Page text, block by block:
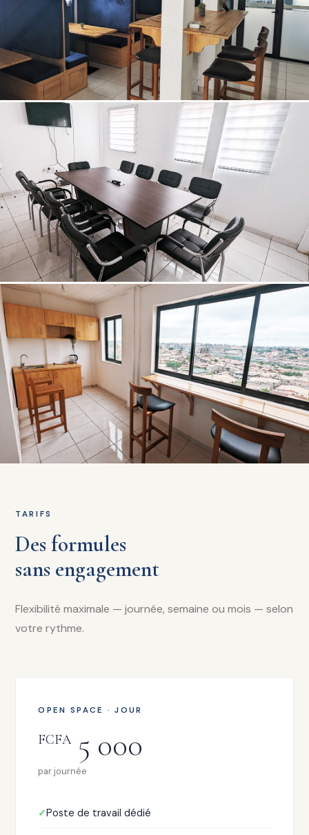
TARIFS
Des formules
sans engagement
Flexibilité maximale — journée, semaine ou mois — selon
votre rythme.
OPEN SPACE · JOUR
FCFA5 000
par journée
Poste de travail dédié